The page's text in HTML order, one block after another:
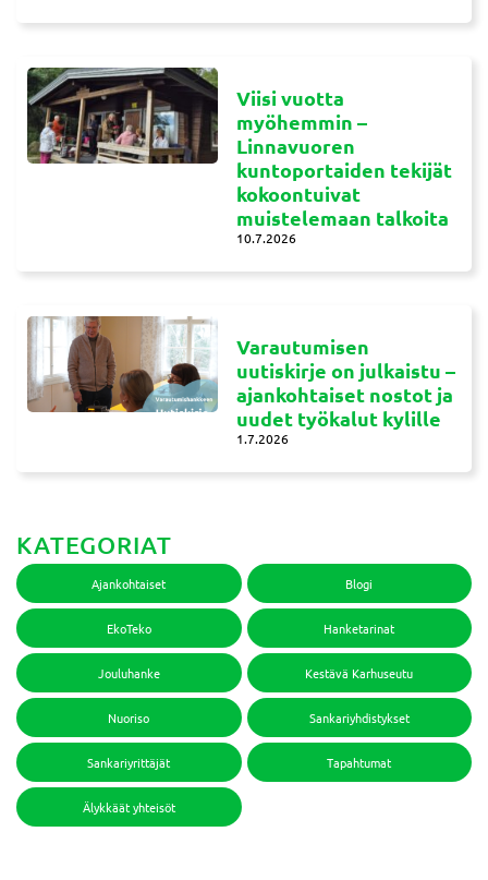
Viisi vuotta
myöhemmin –
Linnavuoren
kuntoportaiden tekijät
kokoontuivat
muistelemaan talkoita
10.7.2026
Varautumisen
uutiskirje on julkaistu –
ajankohtaiset nostot ja
uudet työkalut kylille
1.7.2026
KATEGORIAT
Ajankohtaiset Blogi
EkoTeko Hanketarinat
Jouluhanke Kestävä Karhuseutu
Nuoriso Sankariyhdistykset
Sankariyrittäjät Tapahtumat
Älykkäät yhteisöt